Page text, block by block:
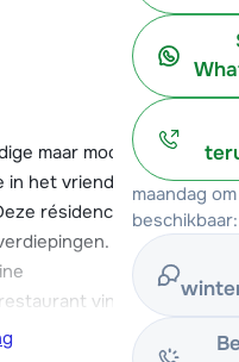
maandag
beschikbaar:
maar mooie
in het vriendelijke en
résidence bestaat uit
Faciliteiten
vind je direct in
met alle benodigde